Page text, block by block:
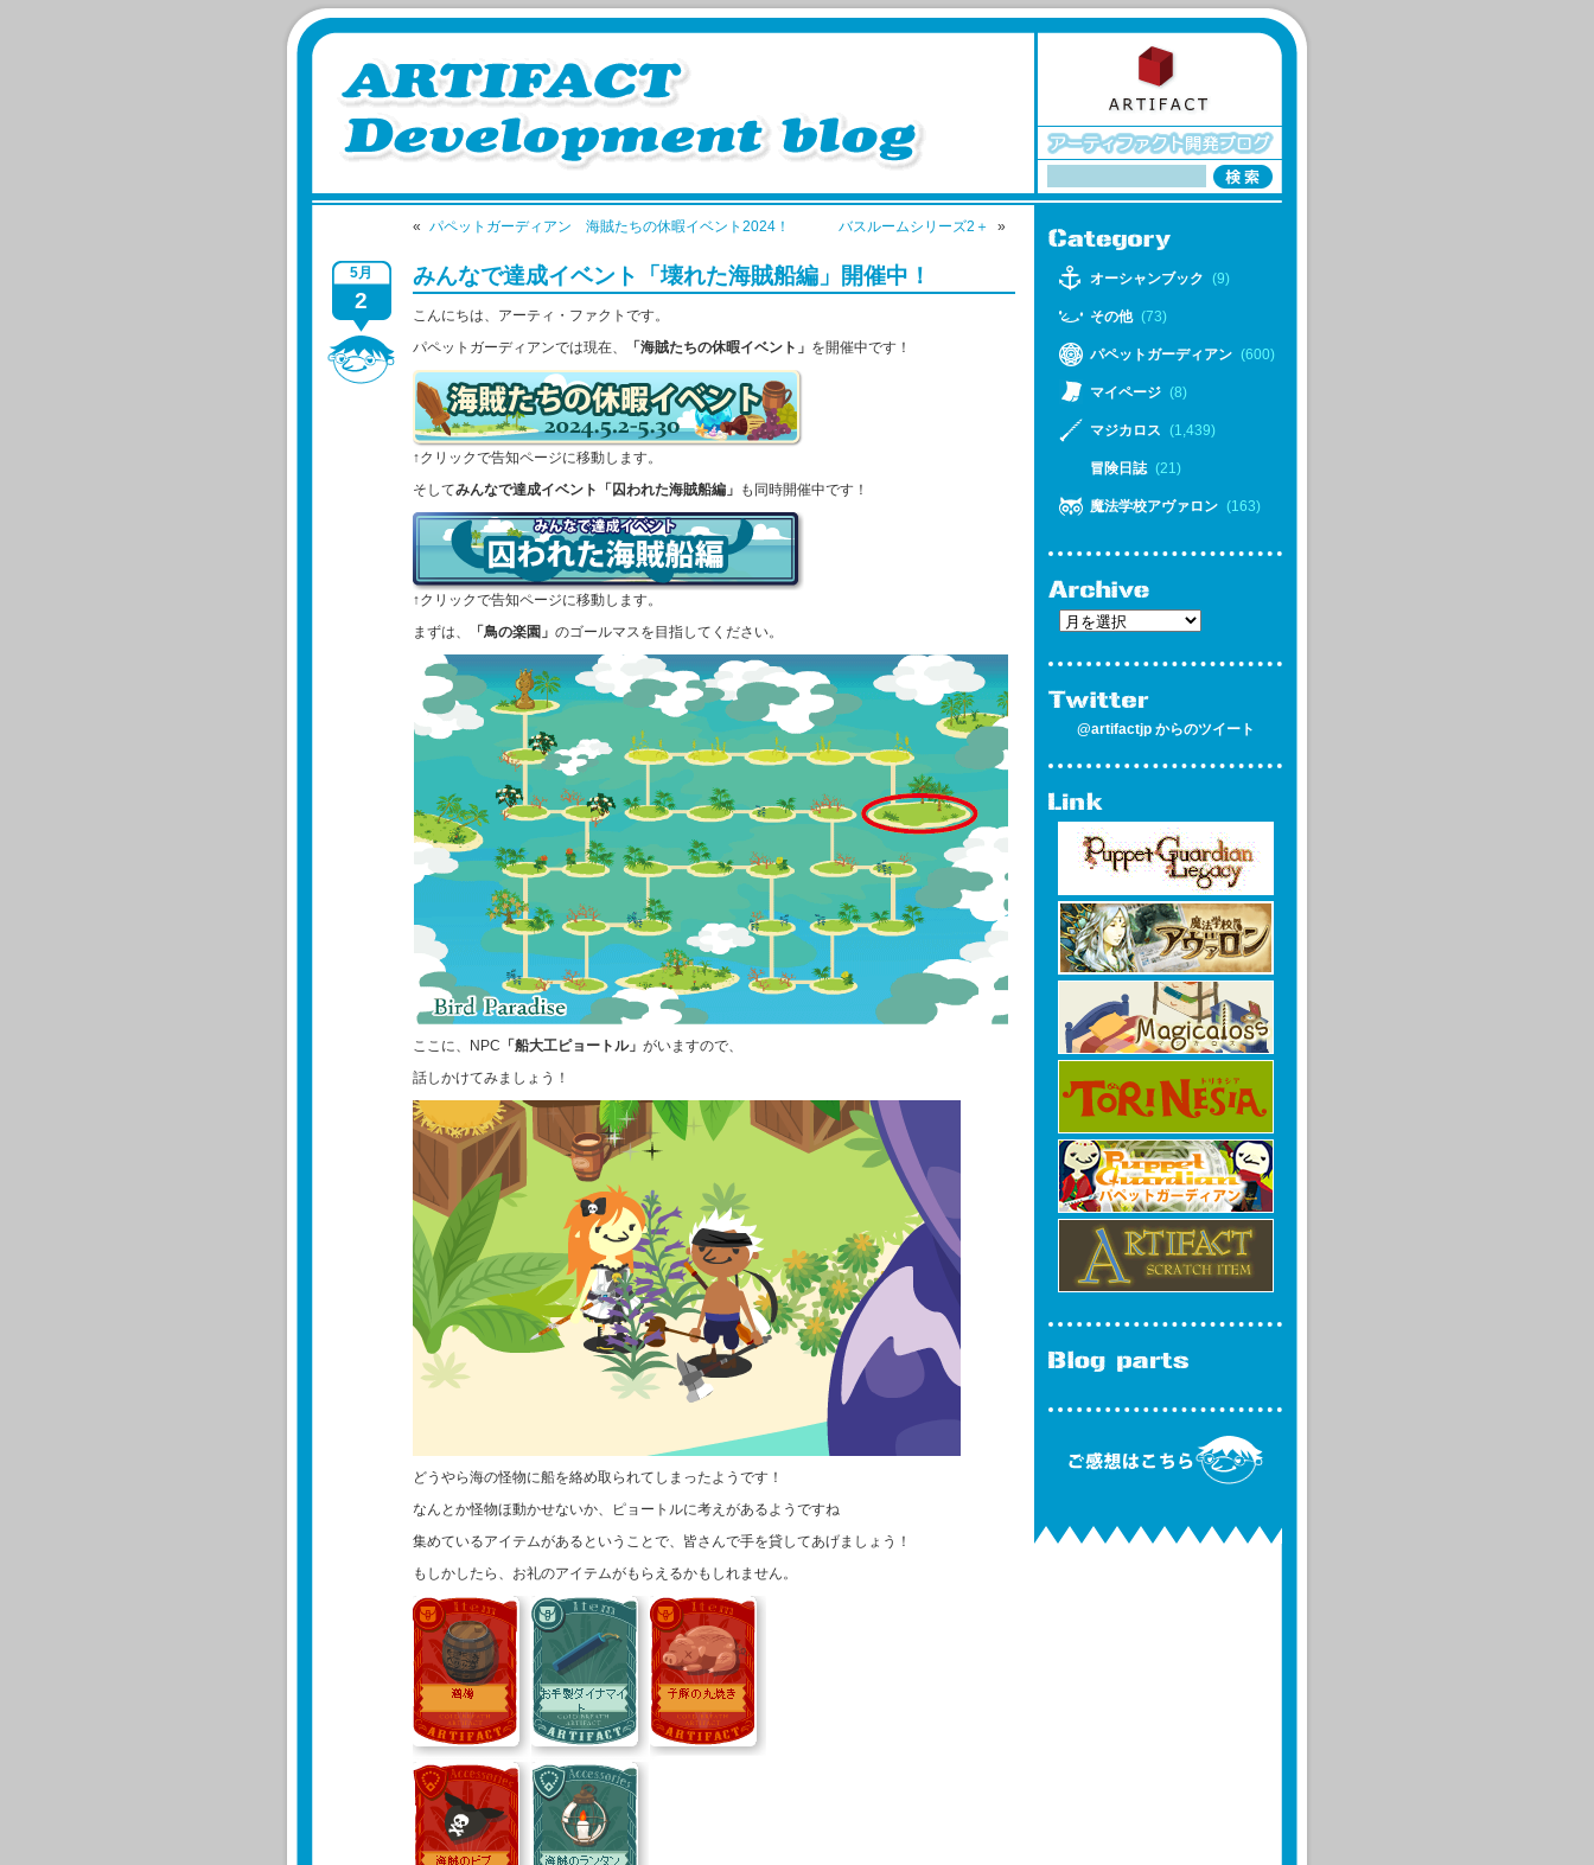
« パペットガーディアン 海賊たちの休暇イベント2024！ バスルームシリーズ2＋ »
5月
2
みんなで達成イベント「壊れた海賊船編」開催中！
こんにちは、アーティ・ファクトです。
パペットガーディアンでは現在、
「海賊たちの休暇イベント」 を開催中です！
↑クリックで告知ページに移動します。
そしてみんなで達成イベント「囚われた海賊船編」 も同時開催中です！
↑クリックで告知ページに移動します。
まずは、
「鳥の楽園」 のゴールマスを目指してください。
ここに、NPC 「船大工ピョートル」 がいますので、
話しかけてみましょう！
どうやら海の怪物に船を絡め取られてしまったようです！
なんとか怪物ほ動かせないか、ピョートルに考えがあるようですね
集めているアイテムがあるということで、皆さんで手を貸してあげましょう！
もしかしたら、お礼のアイテムがもらえるかもしれません。
オーシャンブック (9)
その他 (73)
パペットガーディアン (600)
マイページ (8)
マジカロス (1,439)
冒険日誌 (21)
魔法学校アヴァロン (163)
@artifactjp からのツイート